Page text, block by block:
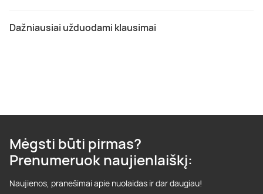
Dažniausiai užduodami klausimai
Mėgsti būti pirmas?
Prenumeruok naujienlaiškį:
Naujienos, pranešimai apie nuolaidas ir dar daugiau!